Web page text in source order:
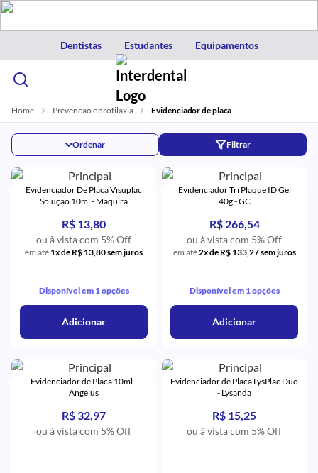
Dentistas Estudantes Equipamentos
Home Prevencao e profilaxia Evidenciador de placa
Filtrar
Ordenar
Evidenciador De Placa Visuplac
Solução 10ml - Maquira
R$ 13,80
ou à vista com 5% Off
em até 1x de R$ 13,80 sem juros
Disponível em 1 opções
Adicionar
Evidenciador Tri Plaque ID Gel
40g - GC
R$ 266,54
ou à vista com 5% Off
em até2x de R$ 133,27 sem juros
Disponível em 1 opções
Adicionar
Evidenciador de Placa 10ml -
Angelus
R$ 32,97
ou à vista com 5% Off
Evidenciador de Placa LysPlac Duo
- Lysanda
R$ 15,25
ou à vista com 5% Off